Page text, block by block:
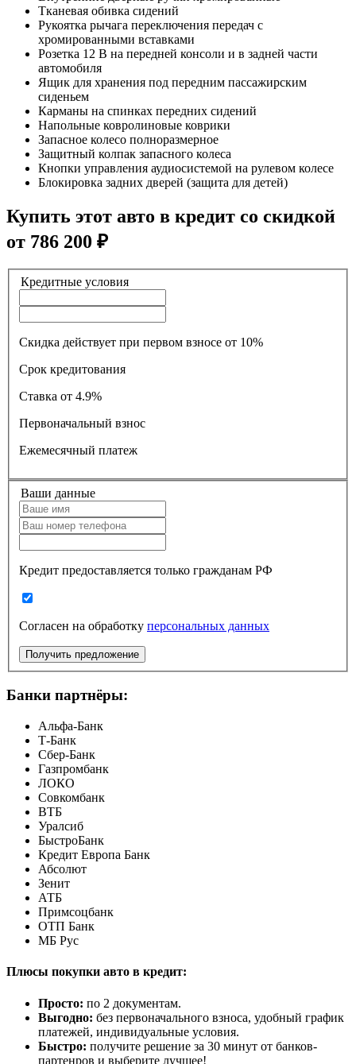
Тканевая обивка сидений
Рукоятка рычага переключения передач с
хромированными вставками
Розетка 12 В на передней консоли и в задней части
автомобиля
Ящик для хранения под передним пассажирским
сиденьем
Карманы на спинках передних сидений
Напольные ковролиновые коврики
Запасное колесо полноразмерное
Защитный колпак запасного колеса
Кнопки управления аудиосистемой на рулевом колесе
Блокировка задних дверей (защита для детей)
Купить этот авто в кредит со скидкой
от 786 200 ₽
Кредитные условия
Скидка действует при первом взносе от 10%
Срок кредитования
Ставка
от 4.9%
Первоначальный взнос
Ежемесячный платеж
Ваши данные
Кредит предоставляется только гражданам РФ
Согласен на обработку персональных данных
Получить предложение
Банки партнёры:
Альфа-Банк
Т-Банк
Сбер-Банк
Газпромбанк
ЛОКО
Совкомбанк
ВТБ
Уралсиб
БыстроБанк
Кредит Европа Банк
Абсолют
Зенит
АТБ
Примсоцбанк
ОТП Банк
МБ Рус
Плюсы покупки авто в кредит:
Просто: по 2 документам.
Выгодно: без первоначального взноса, удобный график
платежей, индивидуальные условия.
Быстро: получите решение за 30 минут от банков-
партенров и выберите лучшее!